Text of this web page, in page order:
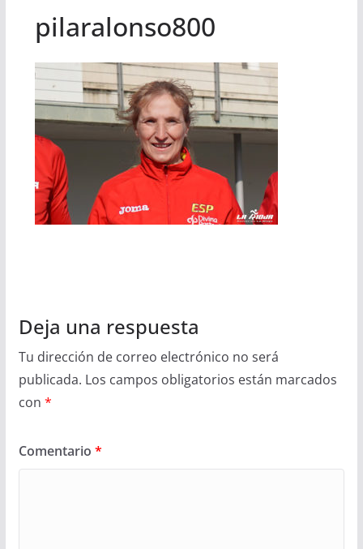
pilaralonso800
Deja una respuesta
Tu dirección de correo electrónico no será
publicada. Los campos obligatorios están marcados
con *
Comentario *